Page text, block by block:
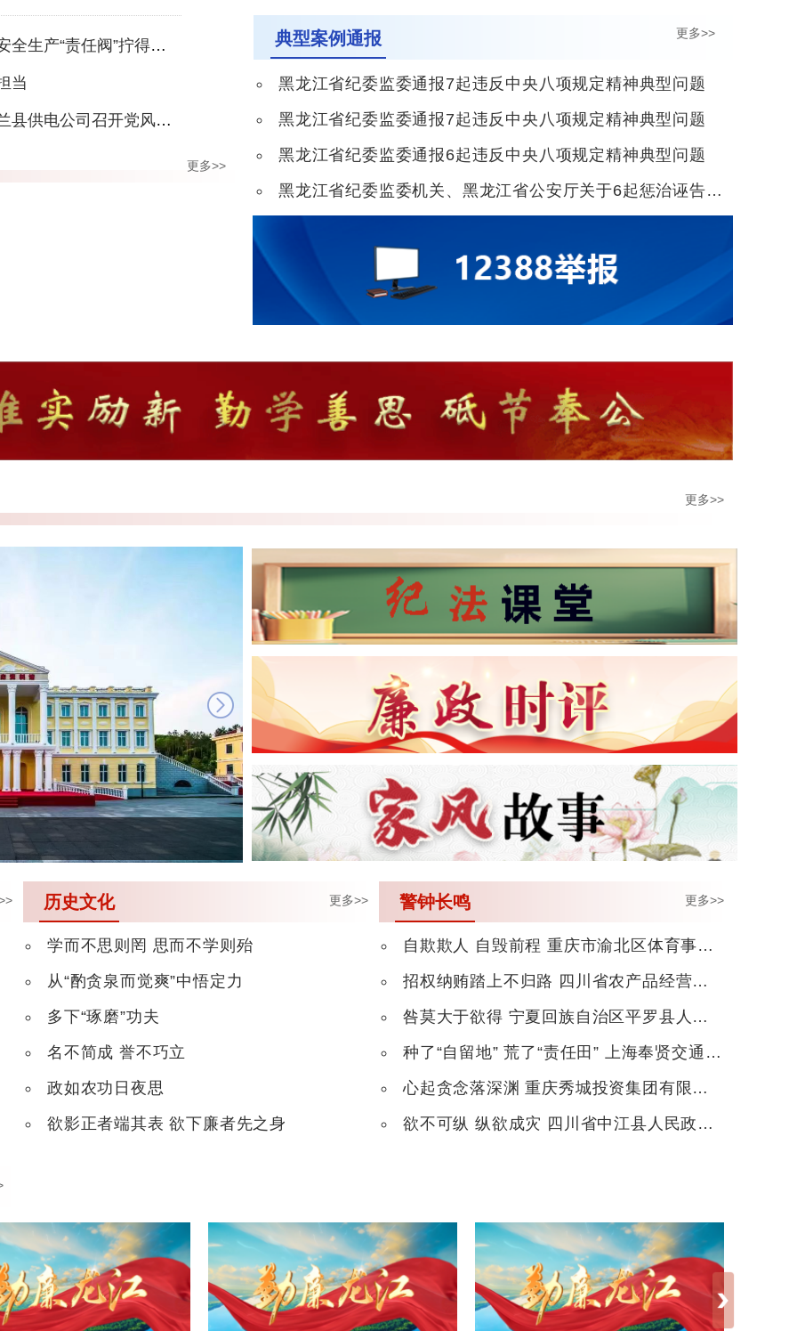
产“责任阀”拧得更紧
当
及反腐败工作会议暨警示教育大会
更多>>
典型案例通报 更多>>
黑龙江省纪委监委通报7起违反中央八项规定精神典型问题
黑龙江省纪委监委通报7起违反中央八项规定精神典型问题
黑龙江省纪委监委通报6起违反中央八项规定精神典型问题
黑龙江省纪委监委机关、黑龙江省公安厅关于6起惩治诬告陷害典型案例的通报
更多>>
next
历史文化 更多>>
学而不思则罔 思而不学则殆
从“酌贪泉而觉爽”中悟定力
多下“琢磨”功夫
名不简成 誉不巧立
政如农功日夜思
欲影正者端其表 欲下廉者先之身
警钟长鸣 更多>>
自欺欺人 自毁前程 重庆市渝北区体育事业发展中心原党组书记、主任叶文峰严重违纪违法案剖析
招权纳贿踏上不归路 四川省农产品经营集团有限公司原党总支书记、董事长韦兴林严重违纪违法案剖析
咎莫大于欲得 宁夏回族自治区平罗县人大常委会原党组成员、副主任李维元严重违纪违法案剖析
种了“自留地” 荒了“责任田” 上海奉贤交通能源（集团）有限公司原党委书记、董事长瞿剑平严重违纪违法案剖析
心起贪念落深渊 重庆秀城投资集团有限公司原总经理吕春晓严重违纪违法案剖析
欲不可纵 纵欲成灾 四川省中江县人民政府原党组成员、副县长郑常友严重违纪违法案剖析